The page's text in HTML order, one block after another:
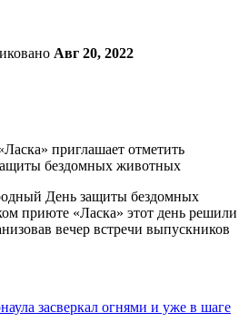
Авг 20, 2022
День защиты бездомных
приюте «Ласка» этот день решили
вечер встречи выпускников
засверкал огнями и уже в шаге